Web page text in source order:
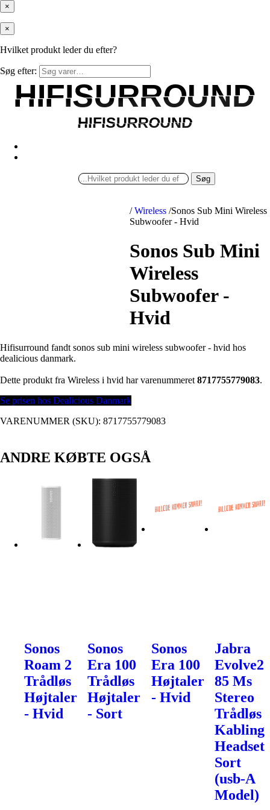
×
×
Hvilket produkt leder du efter?
Søg efter:
HIFISURROUND
HIFISURROUND
HIFISURROUND
HIFISURROUND
Søg
/ Wireless /Sonos Sub Mini Wireless
Subwoofer - Hvid
Sonos Sub Mini
Wireless
Subwoofer -
Hvid
Hifisurround fandt sonos sub mini wireless subwoofer - hvid hos
dealicious danmark.
Dette produkt fra Wireless i hvid har varenummeret 8717755779083.
Se prisen hos Dealicious Danmark
VARENUMMER (SKU): 8717755779083
ANDRE KØBTE OGSÅ
Sonos
Roam 2
Trådløs
Højtaler
- Hvid
Sonos
Era 100
Trådløs
Højtaler
- Sort
Sonos
Era 100
Højtaler
- Hvid
Jabra
Evolve2
85 Ms
Stereo
Trådløs
Kabling
Headset
Sort
(usb-A
Model)